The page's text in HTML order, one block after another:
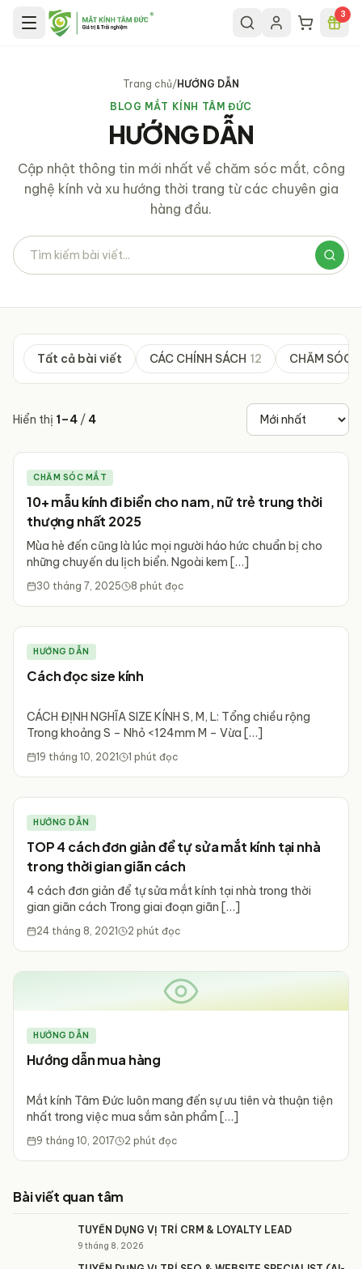
Chuyển đến nội dung chính 3
Trang chủ/HƯỚNG DẪN
BLOG MẮT KÍNH TÂM ĐỨC
HƯỚNG DẪN
Cập nhật thông tin mới nhất về chăm sóc mắt, công
nghệ kính và xu hướng thời trang từ các chuyên gia
hàng đầu.
Tìm kiếm bài viết
Tất cả bài viết CÁC CHÍNH SÁCH 12 CHĂM SÓC
Hiển thị 1–4 / 4
CHĂM SÓC MẮT
10+ mẫu kính đi biển cho nam, nữ trẻ trung thời
thượng nhất 2025
Mùa hè đến cũng là lúc mọi người háo hức chuẩn bị cho
những chuyến du lịch biển. Ngoài kem […]
30 tháng 7, 2025 8 phút đọc
HƯỚNG DẪN
Cách đọc size kính
CÁCH ĐỊNH NGHĨA SIZE KÍNH S, M, L: Tổng chiều rộng
Trong khoảng S – Nhỏ <124mm M – Vừa […]
19 tháng 10, 2021 1 phút đọc
HƯỚNG DẪN
TOP 4 cách đơn giản để tự sửa mắt kính tại nhà
trong thời gian giãn cách
4 cách đơn giản để tự sửa mắt kính tại nhà trong thời
gian giãn cách Trong giai đoạn giãn […]
24 tháng 8, 2021 2 phút đọc
HƯỚNG DẪN
Hướng dẫn mua hàng
Mắt kính Tâm Đức luôn mang đến sự ưu tiên và thuận tiện
nhất trong việc mua sắm sản phẩm […]
9 tháng 10, 2017 2 phút đọc
Bài viết quan tâm
TUYỂN DỤNG VỊ TRÍ CRM & LOYALTY LEAD
9 tháng 8, 2026